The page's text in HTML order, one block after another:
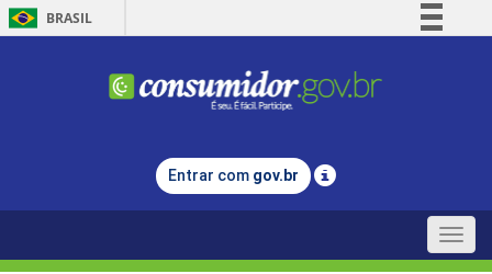
BRASIL
Comunica BR
Legislação
Entrar com gov.br
Toggle